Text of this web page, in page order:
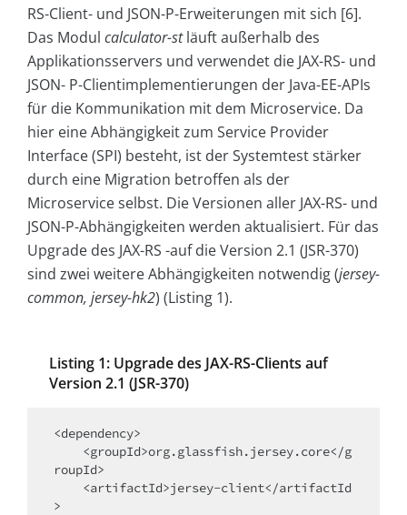
RS-Client- und JSON-P-Erweiterungen mit sich [6].
Das Modul calculator-stläuft außerhalb des
Applikationsservers und verwendet die JAX-RS- und
JSON- P-Clientimplementierungen der Java-EE-APIs
für die Kommunikation mit dem Microservice. Da
hier eine Abhängigkeit zum Service Provider
Interface (SPI) besteht, ist der Systemtest stärker
durch eine Migration betroffen als der
Microservice selbst. Die Versionen aller JAX-RS- und
JSON-P-Abhängigkeiten werden aktualisiert. Für das
Upgrade des JAX-RS -auf die Version 2.1 (JSR-370)
sind zwei weitere Abhängigkeiten notwendig (jersey-
common, jersey-hk2) (Listing 1).
Listing 1: Upgrade des JAX-RS-Clients auf
Version 2.1 (JSR-370)
<dependency>
roupId>
>